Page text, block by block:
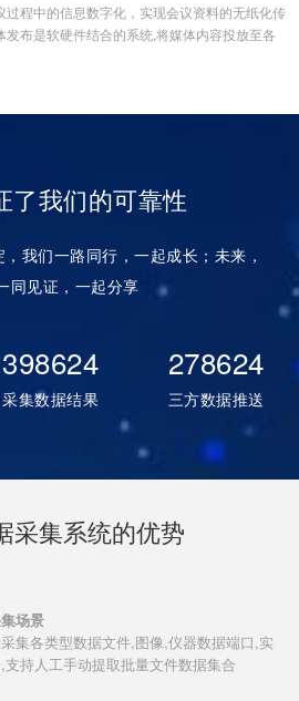
过程中的信息数字化，实现会议资料的无纸化传
发布是软硬件结合的系统,将媒体内容投放至各
了我们的可靠性
我们一路同行，一起成长；未来，
同见证，一起分享
398624
采集数据结果
278624
三方数据推送
采集系统的优势
场景
集各类型数据文件,图像,仪器数据端口,实
持人工手动提取批量文件数据集合